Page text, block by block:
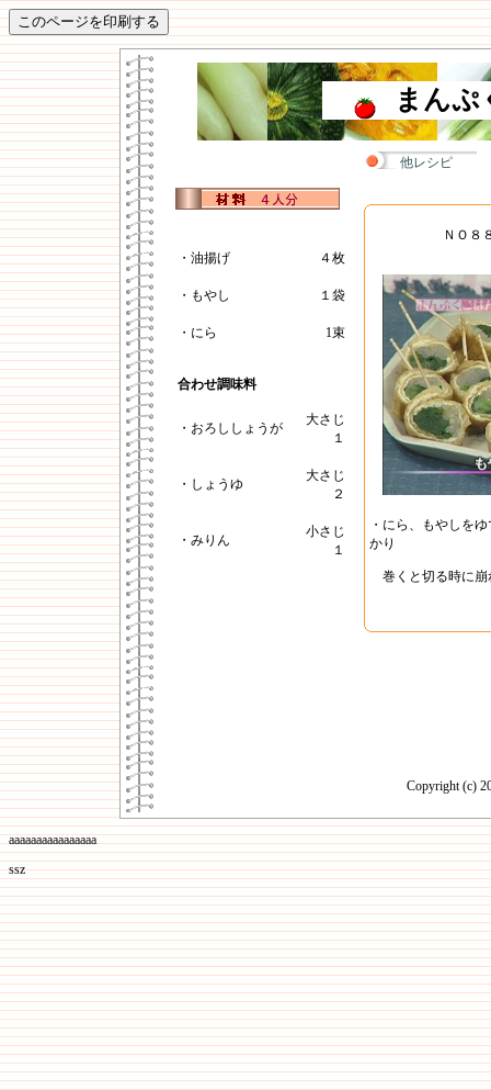
まん
他レシピ
・油揚げ ４枚
・もやし １袋
・にら 1束
合わせ調味料
・おろししょうが
大さじ
１
・しょうゆ
大さじ
２
・みりん
小さじ
１
ＮＯ８
・にら、もやしを
かり
巻くと切る時に崩
Copyright (c)
aaaaaaaaaaaaaaaa
ssz